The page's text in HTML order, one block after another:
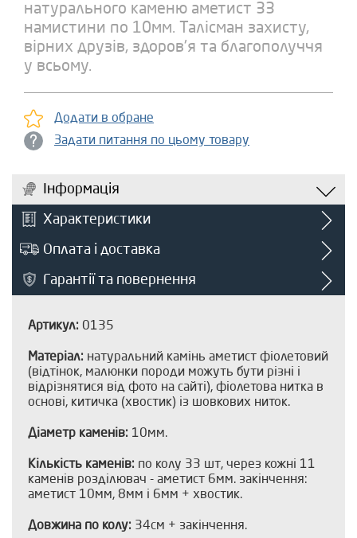
натурального каменю аметист 33
намистини по 10мм. Талісман захисту,
вірних друзів, здоров'я та благополуччя
у всьому.
Додати в обране
Задати питання по цьому товару
Інформація
Характеристики
Оплата і доставка
Гарантії та повернення
Артикул: 0135
Матеріал: натуральний камінь аметист фіолетовий
(відтінок, малюнки породи можуть бути різні і
відрізнятися від фото на сайті), фіолетова нитка в
основі, китичка (хвостик) із шовкових ниток.
Діаметр каменів: 10мм.
Кількість каменів: по колу 33 шт, через кожні 11
каменів розділювач - аметист 6мм. закінчення:
аметист 10мм, 8мм і 6мм + хвостик.
Довжина по колу: 34см + закінчення.